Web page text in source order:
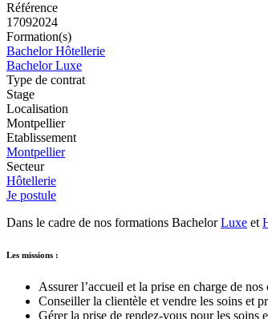
Référence
17092024
Formation(s)
Bachelor Hôtellerie
Bachelor Luxe
Type de contrat
Stage
Localisation
Montpellier
Etablissement
Montpellier
Secteur
Hôtellerie
Je postule
Dans le cadre de nos formations BachelorLuxe et
Les missions :
Assurer l’accueil et la prise en charge de nos
Conseiller la clientèle et vendre les soins et
Gérer la prise de rendez-vous pour les soins